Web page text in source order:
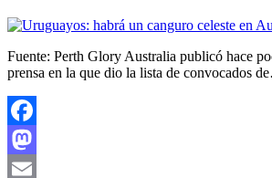
Fuente: Perth Glory Australia publicó hace
prensa en la que dio la lista de convocados
Facebook
Mastodon